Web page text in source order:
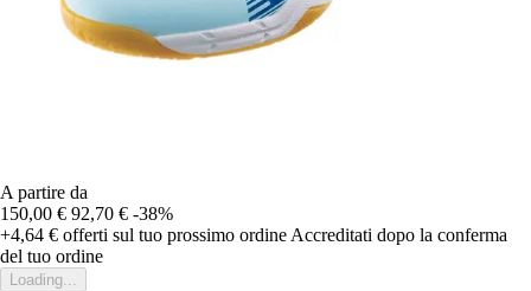
A partire da
150,00 € 92,70 € -38%
+4,64 € offerti sul tuo prossimo ordine Accreditati dopo la conferma
del tuo ordine
Loading...